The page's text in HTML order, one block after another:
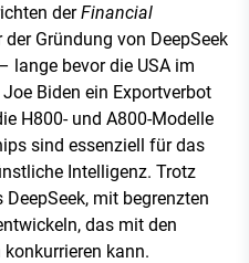
derFinancial
Gründung von DeepSeek
lange bevor die USA im
Biden ein Exportverbot
H800- und A800-Modelle
sind essenziell für das
Intelligenz. Trotz
mit begrenzten
das mit den
kann.